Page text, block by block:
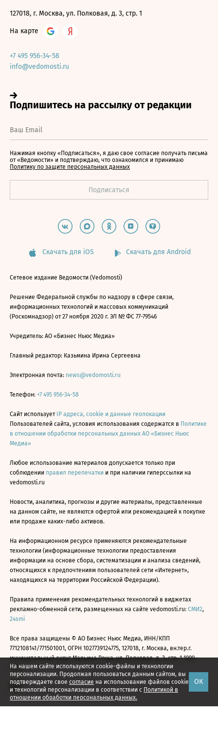
На нашем сайте используются cookie-файлы и технологии
персонализации. Продолжая пользоваться данным сайтом, вы
подтверждаете свое согласие на использование файлов cookie
и технологий персонализации в соответствии с Политикой в
отношении обработки персональных данных.
ОК
127018, г. Москва, ул. Полковая, д. 3, стр. 1
На карте
+7 495 956-34-58
info@vedomosti.ru
Нажимая кнопку «Подписаться», я даю свое согласие получать письма
от «Ведомости» и подтверждаю, что ознакомился и принимаю
Политику по защите персональных данных
Скачать для iOS Скачать для Android
Сетевое издание Ведомости (Vedomosti)
Решение Федеральной службы по надзору в сфере связи,
информационных технологий и массовых коммуникаций
(Роскомнадзор) от 27 ноября 2020 г. ЭЛ № ФС 77-79546
Учредитель: АО «Бизнес Ньюс Медиа»
Главный редактор: Казьмина Ирина Сергеевна
Электронная почта: news@vedomosti.ru
Телефон: +7 495 956-34-58
Сайт использует IP адреса, cookie и данные геолокации
Пользователей сайта, условия использования содержатся в Политике
в отношении обработки персональных данных АО «Бизнес Ньюс
Медиа»
Любое использование материалов допускается только при
соблюдении правил перепечатки и при наличии гиперссылки на
vedomosti.ru
Новости, аналитика, прогнозы и другие материалы, представленные
на данном сайте, не являются офертой или рекомендацией к покупке
или продаже каких-либо активов.
На информационном ресурсе применяются рекомендательные
технологии (информационные технологии предоставления
информации на основе сбора, систематизации и анализа сведений,
относящихся к предпочтениям пользователей сети «Интернет»,
находящихся на территории Российской Федерации).
Правила применения рекомендательных технологий в виджетах
рекламно-обменной сети, размещенных на сайте vedomosti.ru: СМИ2,
24smi
Все права защищены © АО Бизнес Ньюс Медиа, ИНН/КПП
7712108141/771501001, ОГРН 1027739124775, 127018, г. Москва, вн.тер.г.
муниципальный округ Марьина Роща, ул. Полковая, д. 3, стр. 1 1999—
2026